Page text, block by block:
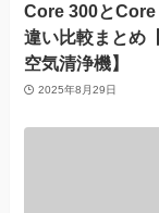
Core 300とCore
違い比較まとめ
空気清浄機】
2025年8月29日